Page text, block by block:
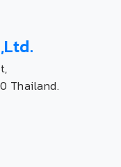
Thailand.